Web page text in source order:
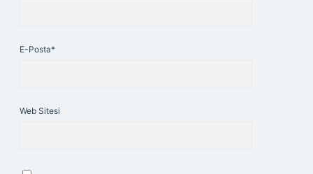
E-Posta*
Web Sitesi